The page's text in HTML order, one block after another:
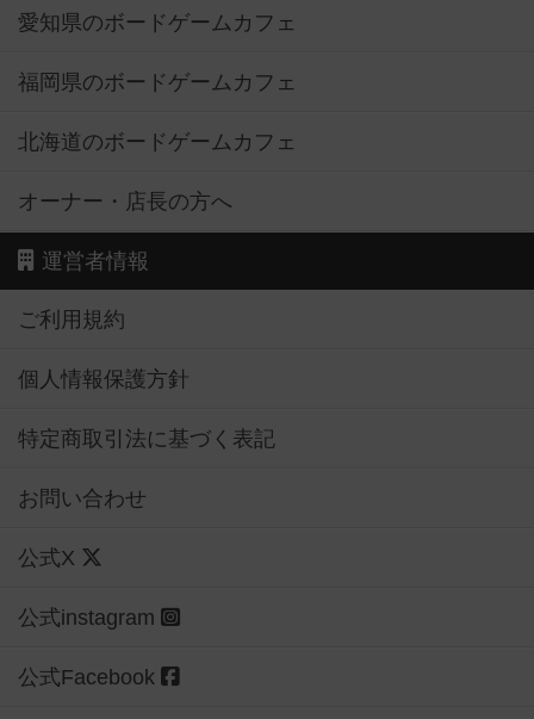
愛知県のボードゲームカフェ
福岡県のボードゲームカフェ
北海道のボードゲームカフェ
オーナー・店長の方へ
運営者情報
ご利用規約
個人情報保護方針
特定商取引法に基づく表記
お問い合わせ
公式X
公式instagram
公式Facebook